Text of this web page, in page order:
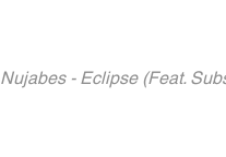
Nujabes - Eclipse (Feat.